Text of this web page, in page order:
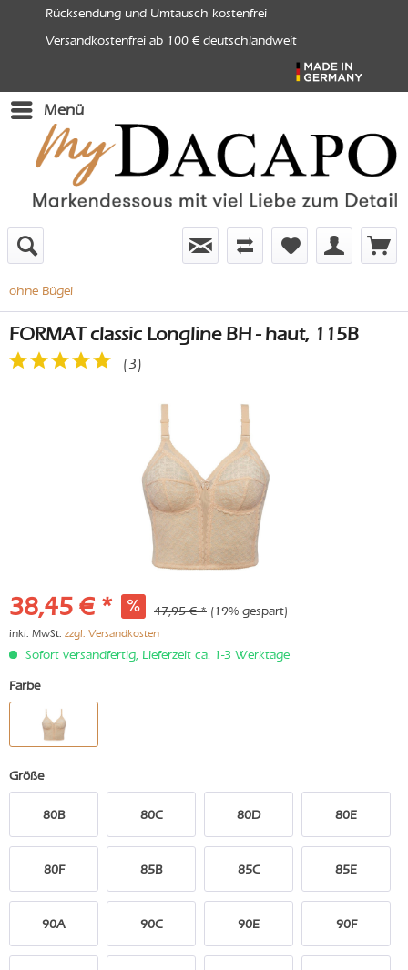
Rücksendung und Umtausch kostenfrei
Versandkostenfrei ab 100 € deutschlandweit
Menü
ohne Bügel
FORMAT classic Longline BH - haut, 115B
(3)
38,45 € * 47,95 € * (19% gespart)
inkl. MwSt. zzgl. Versandkosten
Sofort versandfertig, Lieferzeit ca. 1-3 Werktage
Farbe
Größe
80B 80C 80D 80E
80F 85B 85C 85E
90A 90C 90E 90F